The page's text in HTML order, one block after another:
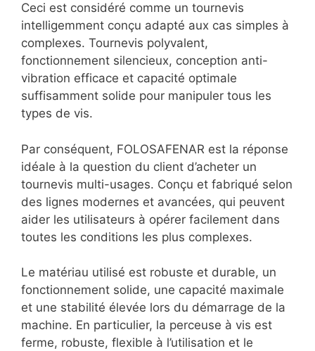
Ceci est considéré comme un tournevis
intelligemment conçu adapté aux cas simples à
complexes. Tournevis polyvalent,
fonctionnement silencieux, conception anti-
vibration efficace et capacité optimale
suffisamment solide pour manipuler tous les
types de vis.
Par conséquent, FOLOSAFENAR est la réponse
idéale à la question du client d’acheter un
tournevis multi-usages. Conçu et fabriqué selon
des lignes modernes et avancées, qui peuvent
aider les utilisateurs à opérer facilement dans
toutes les conditions les plus complexes.
Le matériau utilisé est robuste et durable, un
fonctionnement solide, une capacité maximale
et une stabilité élevée lors du démarrage de la
machine. En particulier, la perceuse à vis est
ferme, robuste, flexible à l’utilisation et le